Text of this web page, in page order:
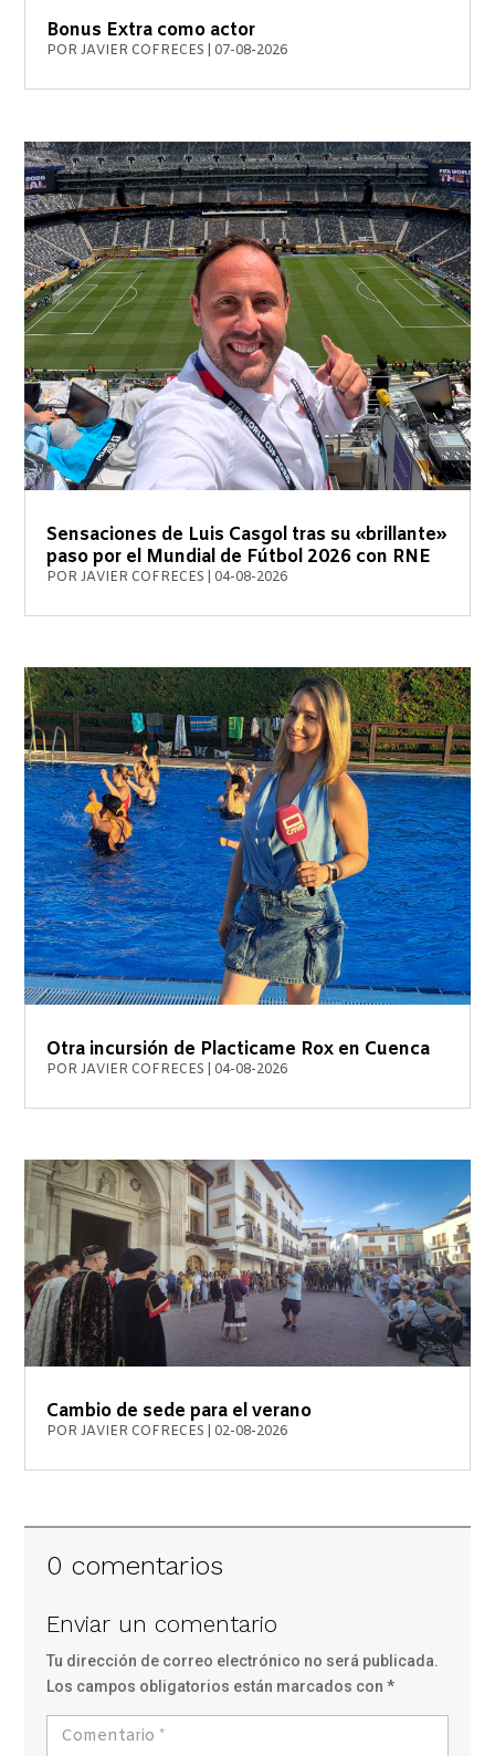
Bonus Extra como actor
PORJAVIER COFRECES 07-08-2026
Sensaciones de Luis Casgol tras su «brillante»
paso por el Mundial de Fútbol 2026 con RNE
PORJAVIER COFRECES 04-08-2026
Otra incursión de Placticame Rox en Cuenca
PORJAVIER COFRECES 04-08-2026
Cambio de sede para el verano
PORJAVIER COFRECES 02-08-2026
0 comentarios
Enviar un comentario
Tu dirección de correo electrónico no será publicada.
Los campos obligatorios están marcados con*